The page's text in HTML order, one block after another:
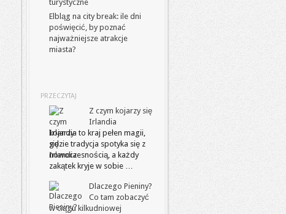
turystyczne
Elbląg na city break: ile dni
poświęcić, by poznać
najważniejsze atrakcje
miasta?
PRZECZYTAJ
Z czym kojarzy się
Irlandia
Irlandia to kraj pełen magii,
gdzie tradycja spotyka się z
nowoczesnością, a każdy
zakątek kryje w sobie …
Dlaczego Pieniny?
Co tam zobaczyć
w ciągu kilkudniowej